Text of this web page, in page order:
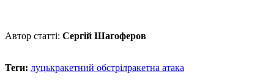
Автор статті: Сергій Шагоферов
Теги: луцькракетний обстрілракетна атака